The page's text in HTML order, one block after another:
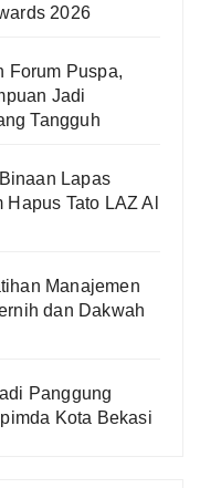
2026
Forum Puspa,
Jadi
Tangguh
Lapas
Tato LAZ Al
Manajemen
dan Dakwah
Panggung
Kota Bekasi